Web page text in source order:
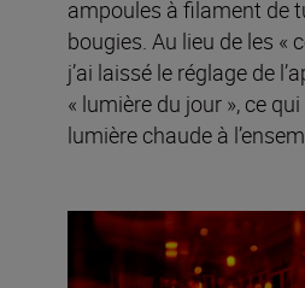
ampoules à filament de
bougies. Au lieu de les «
j’ai laissé le réglage de
« lumière du jour », ce
lumière chaude à